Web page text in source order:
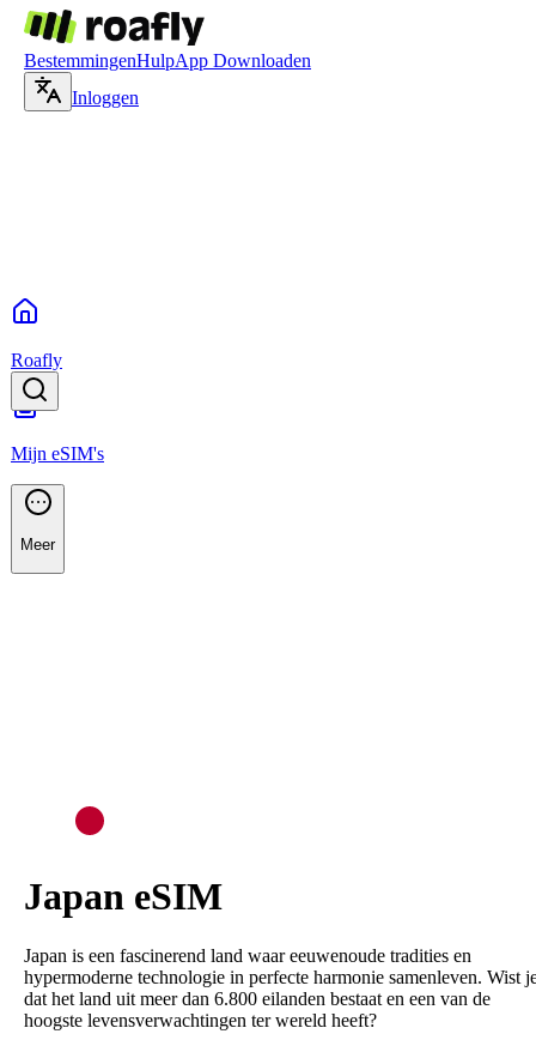
BestemmingenHulpApp Downloaden
Inloggen
Roafly
Mijn eSIM's
Meer
Japan eSIM
Japan is een fascinerend land waar eeuwenoude tradities en
hypermoderne technologie in perfecte harmonie samenleven. Wist
dat het land uit meer dan 6.800 eilanden bestaat en een van de
hoogste levensverwachtingen ter wereld heeft?